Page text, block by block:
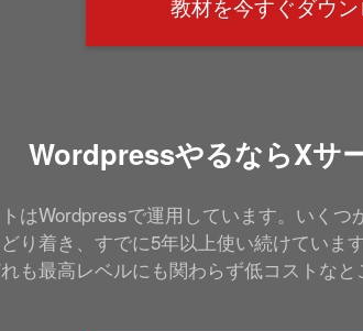
教材を今すぐダウ
WordpressやるならXサ
はWordpressで運用しています。いく
り着き、すでに5年以上使い続けていま
も最高レベルにも関わらず低コストなと